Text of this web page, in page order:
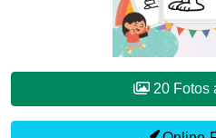
20 Fotos